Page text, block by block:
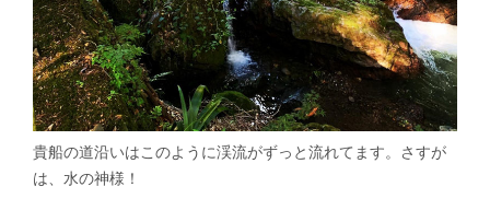
貴船の道沿いはこのように渓流がずっと流れてます。さすが
は、水の神様！